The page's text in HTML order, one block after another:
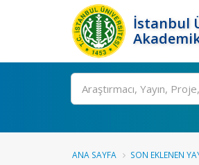
İstanbul
Ara
ANA SAYFA SON EKLENEN